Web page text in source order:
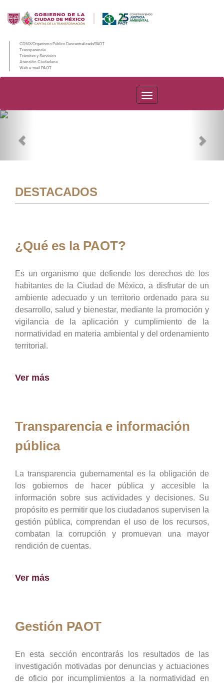
CDMX/Organismo Público Descentralizado/PAOT
Transparencia
Trámites y Servicios
Atención Ciudadana
Web e-mail PAOT
PAOT
DESTACADOS
¿Qué es la PAOT?
Es un organismo que defiende los derechos de los
habitantes de la Ciudad de México, a disfrutar de un
ambiente adecuado y un territorio ordenado para su
desarrollo, salud y bienestar, mediante la promoción y
vigilancia de la aplicación y cumplimiento de la
normatividad en materia ambiental y del ordenamiento
territorial.
Ver más
Transparencia e información
pública
La transparencia gubernamental es la obligación de
los gobiernos de hacer pública y accesible la
información sobre sus actividades y decisiones. Su
propósito es permitir que los ciudadanos supervisen la
gestión pública, comprendan el uso de los recursos,
combatan la corrupción y promuevan una mayor
rendición de cuentas.
Ver más
Gestión PAOT
En esta sección encontrarás los resultados de las
investigación motivadas por denuncias y actuaciones
de oficio por incumplimientos a la normatividad en